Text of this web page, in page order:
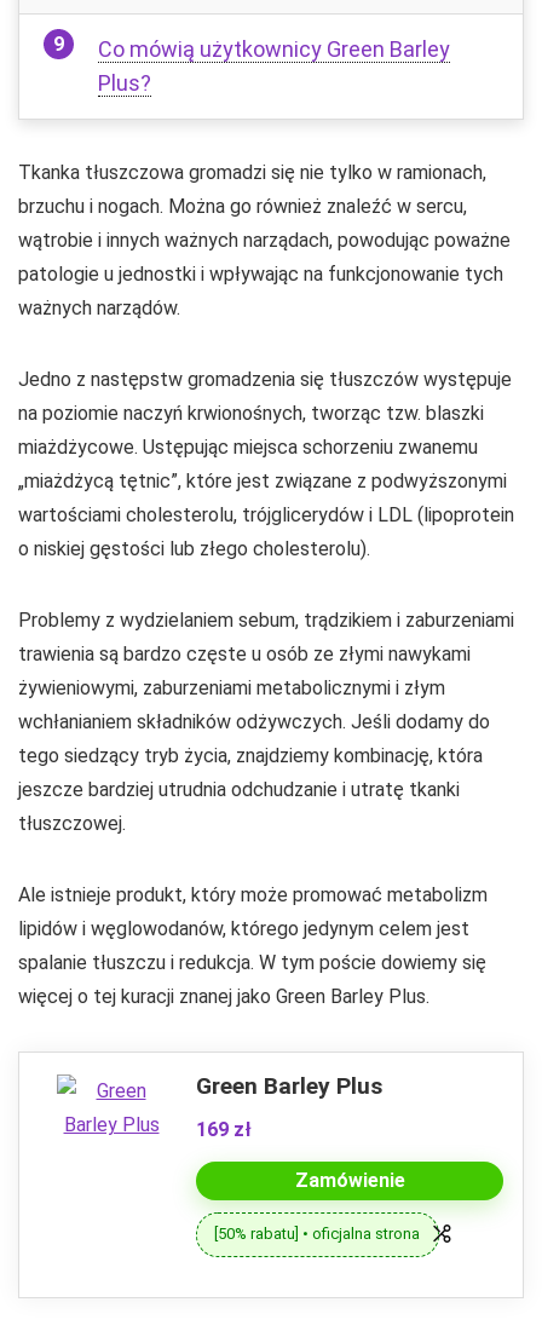
Co mówią użytkownicy Green Barley
Plus?
Tkanka tłuszczowa gromadzi się nie tylko w ramionach,
brzuchu i nogach. Można go również znaleźć w sercu,
wątrobie i innych ważnych narządach, powodując poważne
patologie u jednostki i wpływając na funkcjonowanie tych
ważnych narządów.
Jedno z następstw gromadzenia się tłuszczów występuje
na poziomie naczyń krwionośnych, tworząc tzw. blaszki
miażdżycowe. Ustępując miejsca schorzeniu zwanemu
„miażdżycą tętnic”, które jest związane z podwyższonymi
wartościami cholesterolu, trójglicerydów i LDL (lipoprotein
o niskiej gęstości lub złego cholesterolu).
Problemy z wydzielaniem sebum, trądzikiem i zaburzeniami
trawienia są bardzo częste u osób ze złymi nawykami
żywieniowymi, zaburzeniami metabolicznymi i złym
wchłanianiem składników odżywczych. Jeśli dodamy do
tego siedzący tryb życia, znajdziemy kombinację, która
jeszcze bardziej utrudnia odchudzanie i utratę tkanki
tłuszczowej.
Ale istnieje produkt, który może promować metabolizm
lipidów i węglowodanów, którego jedynym celem jest
spalanie tłuszczu i redukcja. W tym poście dowiemy się
więcej o tej kuracji znanej jako Green Barley Plus.
Green Barley Plus
169 zł
Zamówienie
[50% rabatu] • oficjalna strona